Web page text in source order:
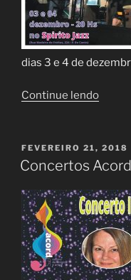
dias 3 e 4 de
Continue lendo“15º
PUBLICADO
EM
FEVEREIRO 21, 2018
Concertos